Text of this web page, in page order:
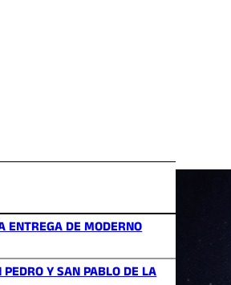
ENTREGA DE MODERNO
Y SAN PABLO DE LA